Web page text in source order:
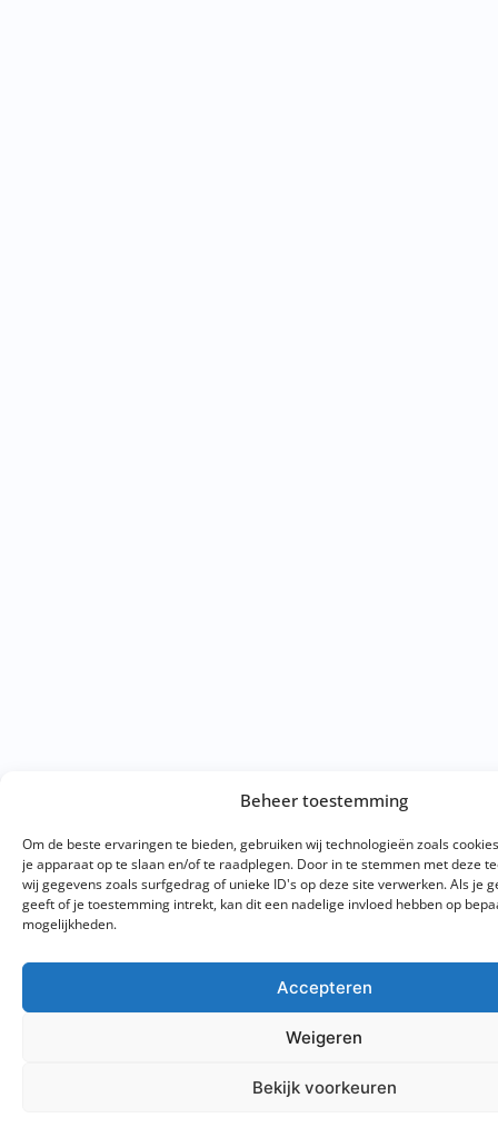
Beheer toestemming
Om de beste ervaringen te bieden, gebruiken wij technologieën zoals
je apparaat op te slaan en/of te raadplegen. Door in te stemmen met deze
wij gegevens zoals surfgedrag of unieke ID's op deze site verwerken. Als je
geeft of je toestemming intrekt, kan dit een nadelige invloed hebben op
mogelijkheden.
Accepteren
Weigeren
Bekijk voorkeuren